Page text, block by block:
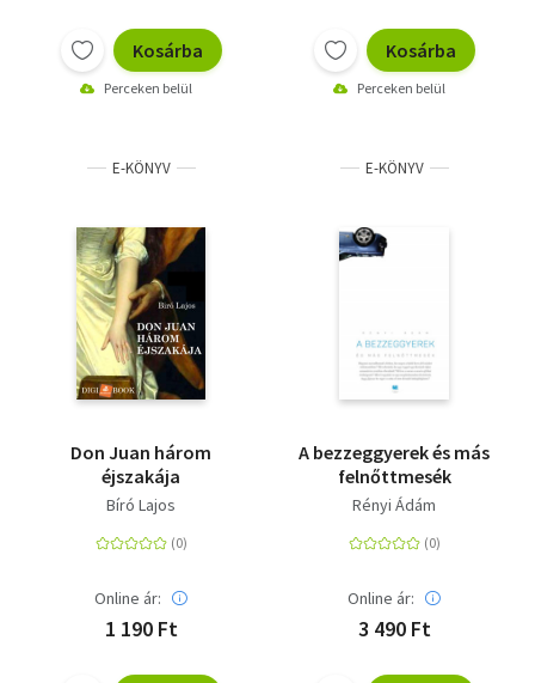
Kosárba
Perceken belül
Kosárba
Perceken belül
E-KÖNYV
Don Juan három
éjszakája
Bíró Lajos
Online ár:
1 190 Ft
E-KÖNYV
A bezzeggyerek és más
felnőttmesék
Rényi Ádám
Online ár:
3 490 Ft